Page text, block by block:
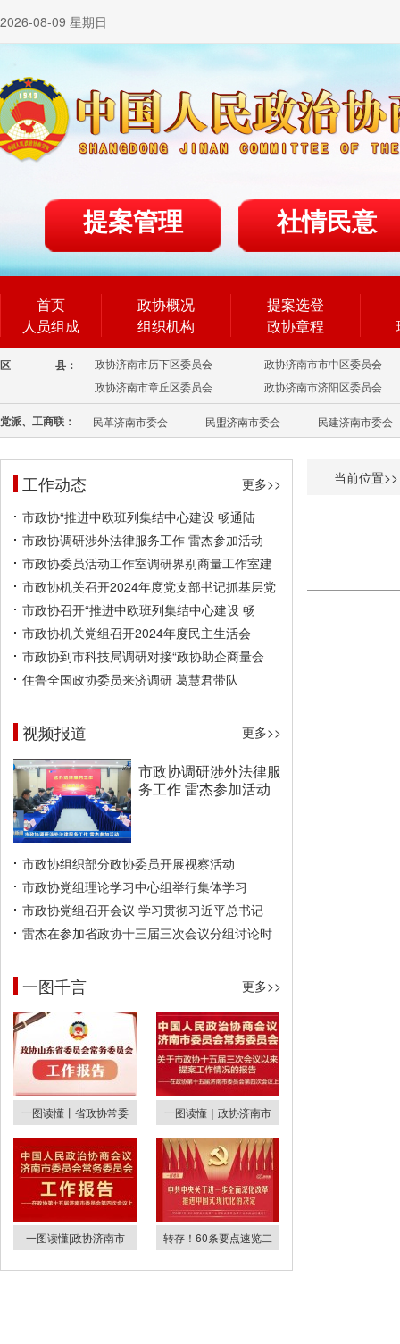
2026-08-09 星期日
提案管理 社情民意
首页
人员组成
政协概况
组织机构
提案选登
政协章程
区 县： 政协济南市历下区委员会
政协济南市市中区委员会
政协济南市章丘区委员会
政协济南市济阳区委员会
党派、工商联： 民革济南市委会 民盟济南市委会 民建济南市委会
工作动态
更多>>
市政协“推进中欧班列集结中心建设 畅通陆
市政协调研涉外法律服务工作 雷杰参加活动
市政协委员活动工作室调研界别商量工作室建
市政协机关召开2024年度党支部书记抓基层党
市政协召开“推进中欧班列集结中心建设 畅
市政协机关党组召开2024年度民主生活会
市政协到市科技局调研对接“政协助企商量会
住鲁全国政协委员来济调研 葛慧君带队
视频报道 更多>>
市政协调研涉外法律服
务工作 雷杰参加活动
市政协组织部分政协委员开展视察活动
市政协党组理论学习中心组举行集体学习
市政协党组召开会议 学习贯彻习近平总书记
雷杰在参加省政协十三届三次会议分组讨论时
一图千言 更多>>
一图读懂丨省政协常委 一图读懂｜政协济南市
一图读懂|政协济南市 转存！60条要点速览二
当前位置>>